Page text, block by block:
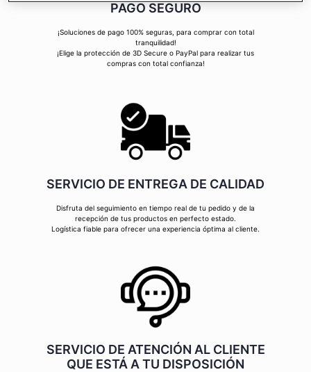
PAGO SEGURO
¡Soluciones de pago 100% seguras, para comprar con total
tranquilidad!
¡Elige la protección de 3D Secure o PayPal para realizar tus
compras con total confianza!
SERVICIO DE ENTREGA DE CALIDAD
Disfruta del seguimiento en tiempo real de tu pedido y de la
recepción de tus productos en perfecto estado.
Logística fiable para ofrecer una experiencia óptima al cliente.
SERVICIO DE ATENCIÓN AL CLIENTE
QUE ESTÁ A TU DISPOSICIÓN